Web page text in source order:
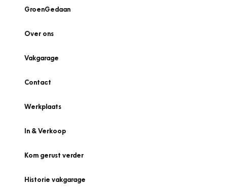
GroenGedaan
Over ons
Vakgarage
Contact
Werkplaats
In & Verkoop
Kom gerust verder
Historie vakgarage